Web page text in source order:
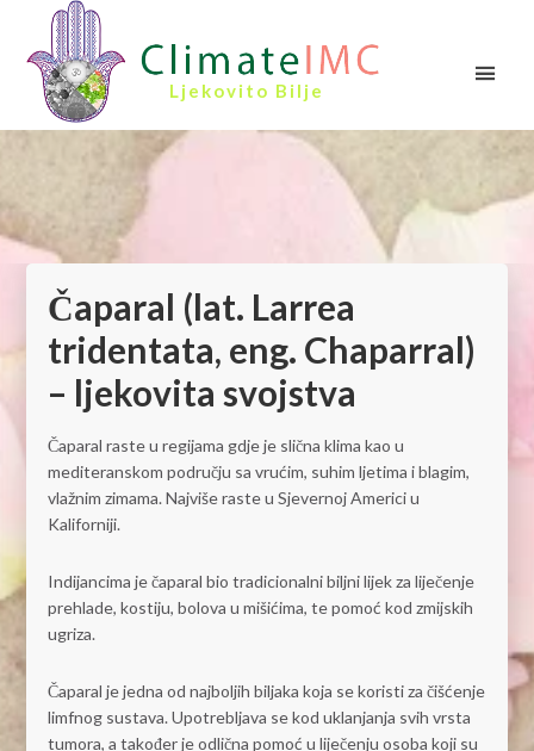
Ljekovito Bilje
Čaparal (lat. Larrea
tridentata, eng. Chaparral)
– ljekovita svojstva
Čaparal raste u regijama gdje je slična klima kao u
mediteranskom području sa vrućim, suhim ljetima i blagim,
vlažnim zimama. Najviše raste u Sjevernoj Americi u
Kaliforniji.
Indijancima je čaparal bio tradicionalni biljni lijek za liječenje
prehlade, kostiju, bolova u mišićima, te pomoć kod zmijskih
ugriza.
Čaparal je jedna od najboljih biljaka koja se koristi za čišćenje
limfnog sustava. Upotrebljava se kod uklanjanja svih vrsta
tumora, a također je odlična pomoć u liječenju osoba koji su